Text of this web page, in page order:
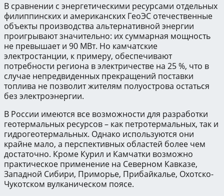
В сравнении с энергетическими ресурсами отдельных
филиппинских и американских ГеоЭС отечественные
объекты производства альтернативной энергии
проигрывают значительно: их суммарная мощность
не превышает и 90 МВт. Но камчатские
электростанции, к примеру, обеспечивают
потребности региона в электричестве на 25 %, что в
случае непредвиденных прекращений поставки
топлива не позволит жителям полуострова остаться
без электроэнергии.
В России имеются все возможности для разработки
геотермальных ресурсов – как петротермальных, так и
гидрогеотермальных. Однако используются они
крайне мало, а перспективных областей более чем
достаточно. Кроме Курил и Камчатки возможно
практическое применение на Северном Кавказе,
Западной Сибири, Приморье, Прибайкалье, Охотско-
Чукотском вулканическом поясе.